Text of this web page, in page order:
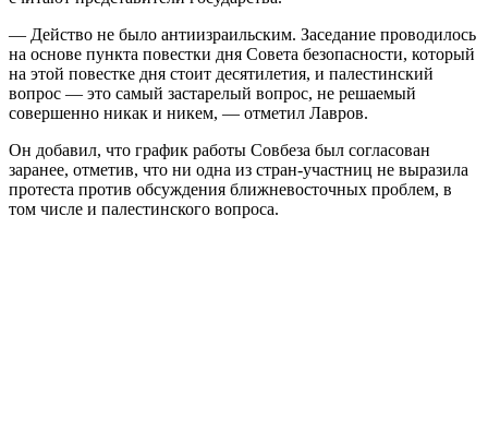
— Действо не было антиизраильским. Заседание проводилось
на основе пункта повестки дня Совета безопасности, который
на этой повестке дня стоит десятилетия, и палестинский
вопрос — это самый застарелый вопрос, не решаемый
совершенно никак и никем, — отметил Лавров.
Он добавил, что график работы Совбеза был согласован
заранее, отметив, что ни одна из стран-участниц не выразила
протеста против обсуждения ближневосточных проблем, в
том числе и палестинского вопроса.